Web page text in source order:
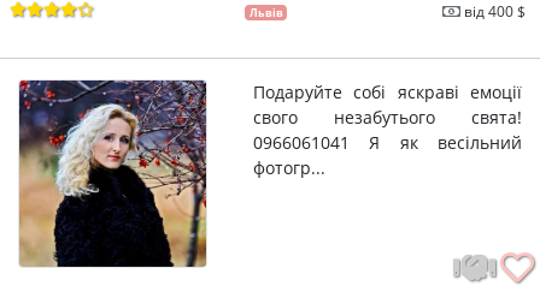
Львів від 400 $
Подаруйте собі яскраві емоції
свого незабутього свята!
0966061041 Я як весільний
фотогр...